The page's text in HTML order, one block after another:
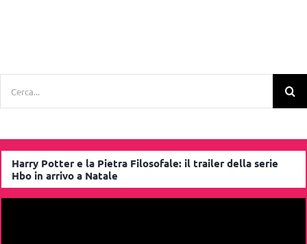
Harry Potter e la Pietra Filosofale: il trailer della serie
Hbo in arrivo a Natale